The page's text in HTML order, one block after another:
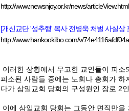
http://www.newsnjoy.or.kr/news/
[개신교단 '성추행' 목사 전병욱 처벌 사실상
http://www.hankookilbo.com/v/
이러한 상황에서 무고한 교인들이 피
피소된 사람들 중에는 노회나 총회가
다가 삼일교회 당회의 구성원인 장로 2
이에 삼일교회 당회는 그동안 면직만